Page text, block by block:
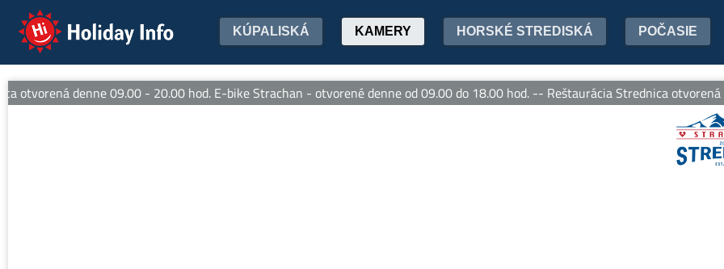
Holiday Info KÚPALISKÁ KAMERY HORSKÉ STREDISKÁ POČASIE
denne 09.00 - 20.00 hod. E-bike Strachan - otvorené denne od 09.00 do 18.00 hod. -- Reštaurácia Strednica otvorená